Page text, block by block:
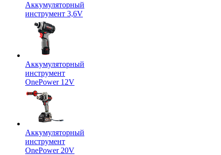
Аккумуляторный
инструмент 3,6V
Аккумуляторный
инструмент
OnePower 12V
Аккумуляторный
инструмент
OnePower 20V